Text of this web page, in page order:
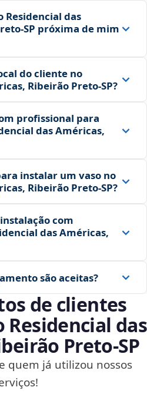
Residencial das
próxima de mim
do cliente no
Ribeirão Preto‑SP?
profissional para
das Américas,
instalar um vaso no
Ribeirão Preto‑SP?
com
das Américas,
são aceitas?
de clientes
das
Preto‑SP
quem já utilizou nossos